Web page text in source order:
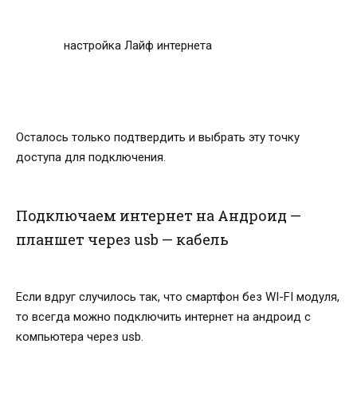
настройка Лайф интернета
Осталось только подтвердить и выбрать эту точку
доступа для подключения.
Подключаем интернет на Андроид —
планшет через usb — кабель
Если вдруг случилось так, что смартфон без WI-FI модуля,
то всегда можно подключить интернет на андроид с
компьютера через usb.